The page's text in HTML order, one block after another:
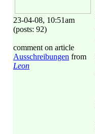
23-04-08, 10:51am
(posts: 92)
comment on article
Ausschreibungen from
Leon